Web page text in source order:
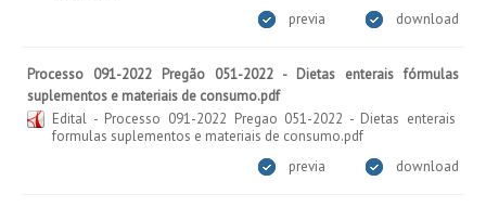
download
previa
Processo 091-2022 Pregão 051-2022 - Dietas enterais fórmulas
suplementos e materiais de consumo.pdf
Edital - Processo 091-2022 Pregao 051-2022 - Dietas enterais
formulas suplementos e materiais de consumo.pdf
download
previa